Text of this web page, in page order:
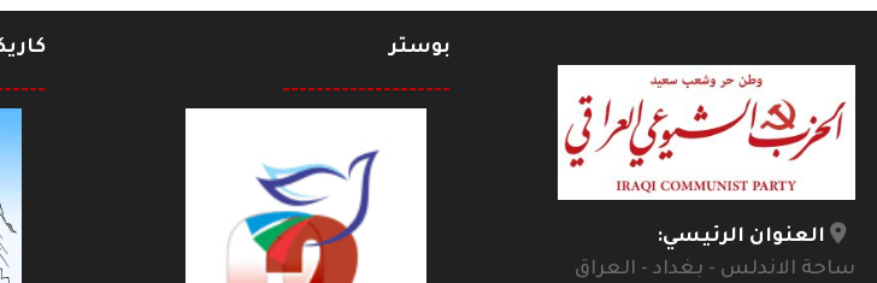
العنوان الرئيسي:
ساحة الاندلس - بغداد - العراق
بوستر
--------------------